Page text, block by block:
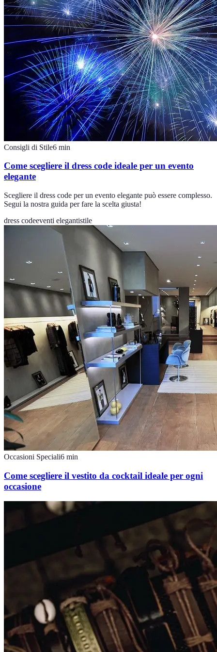
Consigli di Stile6 min
Come scegliere il dress code ideale per un evento
elegante
Scegliere il dress code per un evento elegante può essere complesso.
Segui la nostra guida per fare la scelta giusta!
dress codeeventi elegantistile
Occasioni Speciali6 min
Come scegliere il vestito da cocktail ideale per ogni
occasione